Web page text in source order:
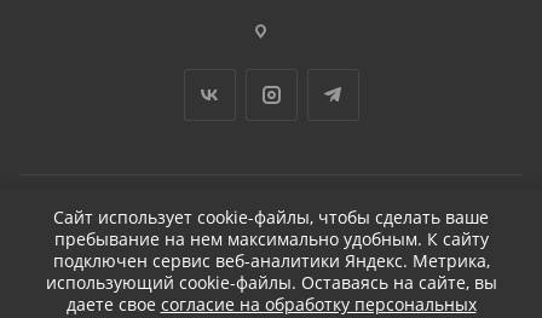
2026 © ДЕТЕЙЛИНГ-МАРКЕТ АВТОНОВЬЕ
Сайт использует cookie-файлы, чтобы сделать ваше
пребывание на нем максимально удобным. К cайту
подключен сервис веб-аналитики Яндекс. Метрика,
использующий cookie-файлы. Оставаясь на сайте, вы
даете свое согласие на обработку персональных